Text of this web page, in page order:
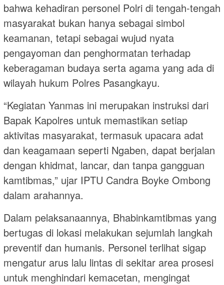
bahwa kehadiran personel Polri di tengah-tengah
masyarakat bukan hanya sebagai simbol
keamanan, tetapi sebagai wujud nyata
pengayoman dan penghormatan terhadap
keberagaman budaya serta agama yang ada di
wilayah hukum Polres Pasangkayu.
“Kegiatan Yanmas ini merupakan instruksi dari
Bapak Kapolres untuk memastikan setiap
aktivitas masyarakat, termasuk upacara adat
dan keagamaan seperti Ngaben, dapat berjalan
dengan khidmat, lancar, dan tanpa gangguan
kamtibmas,” ujar IPTU Candra Boyke Ombong
dalam arahannya.
Dalam pelaksanaannya, Bhabinkamtibmas yang
bertugas di lokasi melakukan sejumlah langkah
preventif dan humanis. Personel terlihat sigap
mengatur arus lalu lintas di sekitar area prosesi
untuk menghindari kemacetan, mengingat